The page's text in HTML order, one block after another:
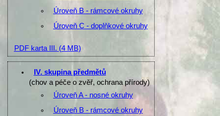
Úroveň B - rámcové okruhy
Úroveň C - doplňkové okruhy
PDF karta III. (4 MB)
IV. skupina předmětů
(chov a péče o zvěř, ochrana přírody)
Úroveň A - nosné okruhy
Úroveň B - rámcové okruhy